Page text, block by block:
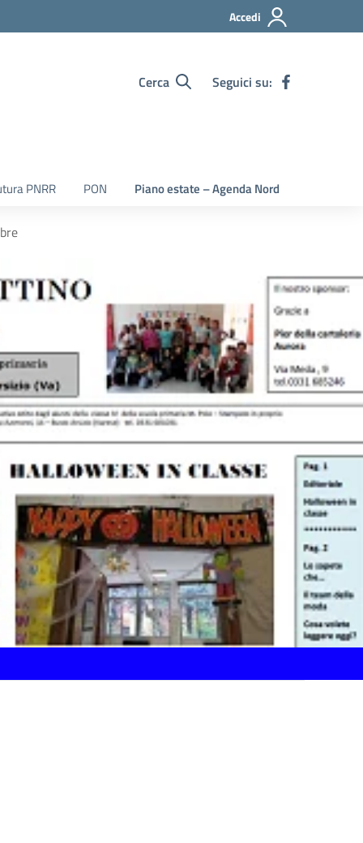
Accedi
Cerca Seguici su:
PNRR PON Piano estate – Agenda Nord